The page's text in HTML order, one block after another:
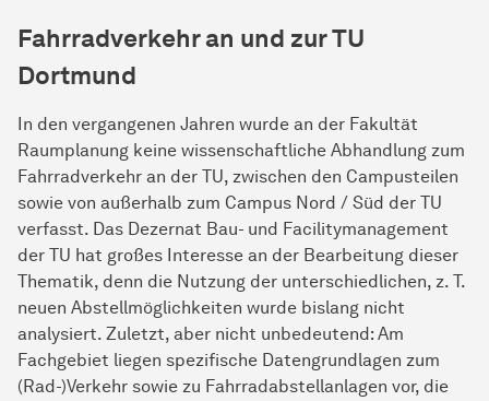
Fahrradverkehr an und zur TU
Dortmund
In den vergangenen Jahren wurde an der Fakultät
Raumplanung keine wissenschaftliche Abhandlung zum
Fahrradverkehr an der TU, zwischen den Campusteilen
sowie von außerhalb zum Campus Nord / Süd der TU
verfasst. Das Dezernat Bau- und Facilitymanagement
der TU hat großes Interesse an der Bearbeitung dieser
Thematik, denn die Nutzung der unterschiedlichen, z. T.
neuen Abstellmöglichkeiten wurde bislang nicht
analysiert. Zuletzt, aber nicht unbedeutend: Am
Fachgebiet liegen spezifische Datengrundlagen zum
(Rad-)Verkehr sowie zu Fahrradabstellanlagen vor, die